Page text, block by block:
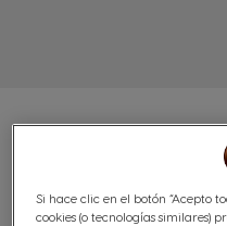
CAFÉ CON
Si hace clic en el botón “Acepto
cookies (o tecnologías similares)